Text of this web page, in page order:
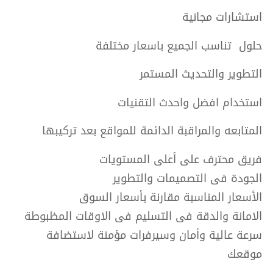
استشارات مجانية
حلول تناسب الجميع باسعار مختلفة
التطوير والتحديث المستمر
استخدام افضل واحدث التقنيات
المتابعه والمراقبة الدائمة للمواقع بعد تركيبها
فريق محترف على أعلى المستويات
الجودة فى التصميمات والتطوير
الأسعار المناسبة مقارنة بأسعار السوق
الامانة والدقة فى التسليم فى الاوقات المظبوطة
سرعة عالية وأمان وسيرفرات مؤمنة لاستضافة
موقعك